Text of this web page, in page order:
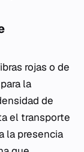
rojas o de
la
de
el transporte
la presencia